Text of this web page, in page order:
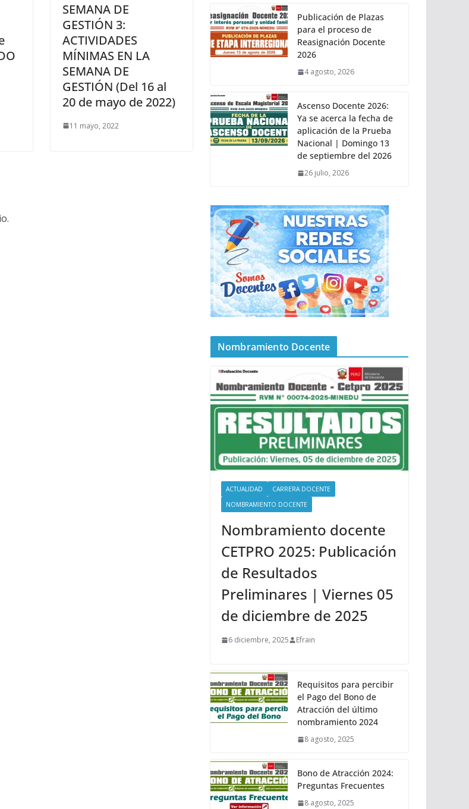
SEMANA DE
GESTIÓN 3:
ACTIVIDADES
MÍNIMAS EN LA
SEMANA DE
GESTIÓN (Del 16 al
20 de mayo de 2022)
11 mayo, 2022
Publicación de Plazas
para el proceso de
Reasignación Docente
2026
4 agosto, 2026
Ascenso Docente 2026:
Ya se acerca la fecha de
aplicación de la Prueba
Nacional | Domingo 13
de septiembre del 2026
26 julio, 2026
Nombramiento Docente
ACTUALIDAD
CARRERA DOCENTE
NOMBRAMIENTO DOCENTE
Nombramiento docente
CETPRO 2025: Publicación
de Resultados
Preliminares | Viernes 05
de diciembre de 2025
6 diciembre, 2025 Efrain
Requisitos para percibir
el Pago del Bono de
Atracción del último
nombramiento 2024
8 agosto, 2025
Bono de Atracción 2024:
Preguntas Frecuentes
8 agosto, 2025